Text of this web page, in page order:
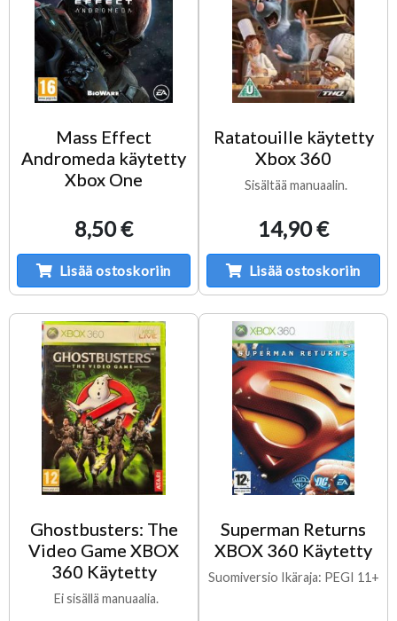
Mass Effect
Andromeda käytetty
Xbox One
8,50 €
Lisää ostoskoriin
Ratatouille käytetty
Xbox 360
Sisältää manuaalin.
14,90 €
Lisää ostoskoriin
Ghostbusters: The
Video Game XBOX
360 Käytetty
Ei sisällä manuaalia.
Superman Returns
XBOX 360 Käytetty
Suomiversio Ikäraja: PEGI 11+